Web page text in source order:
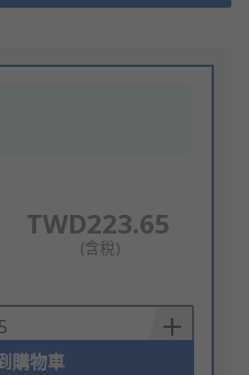
TWD223.65
(含稅)
購物車